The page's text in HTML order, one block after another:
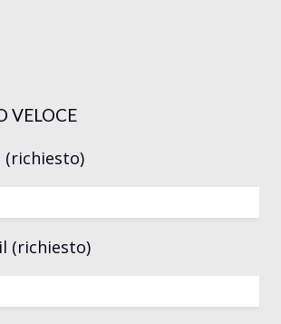
VELOCE
(richiesto)
(richiesto)